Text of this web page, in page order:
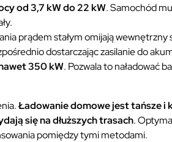
od 3,7 kW do 22 kW. Samochód
prądem stałym omijają wewnętrzny
dostarczając zasilanie do
350 kW. Pozwala to naładować
Ładowanie domowe jest tańsze i
się na dłuższych trasach.
pomiędzy tymi metodami.